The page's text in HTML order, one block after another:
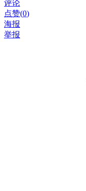
评论
点赞(0)
海报
举报